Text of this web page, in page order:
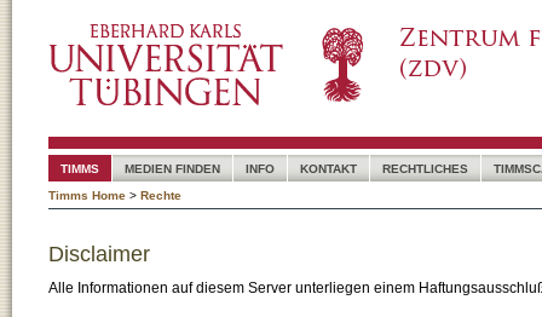
TIMMS MEDIEN FINDEN INFO KONTAKT RECHTLICHES
Timms Home > Rechte
Disclaimer
Alle Informationen auf diesem Server unterliegen einem